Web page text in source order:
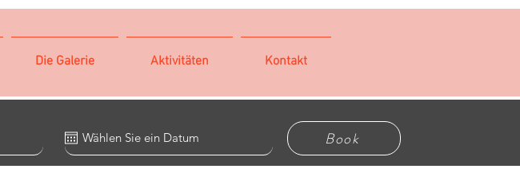
Die Galerie Aktivitäten Kontakt
Book